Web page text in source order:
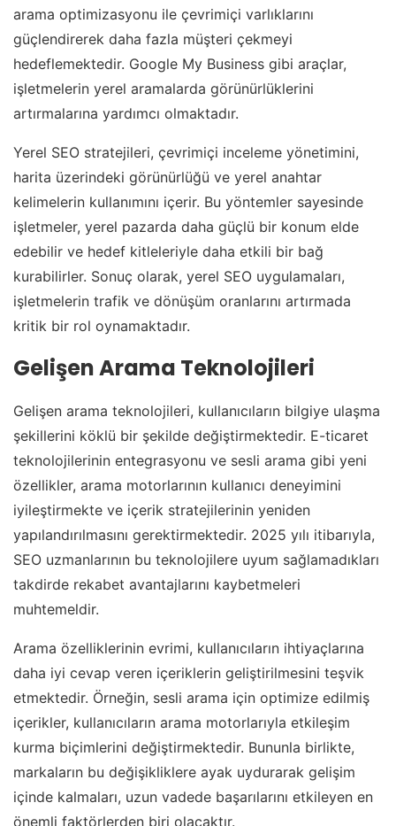
arama optimizasyonu ile çevrimiçi varlıklarını
güçlendirerek daha fazla müşteri çekmeyi
hedeflemektedir. Google My Business gibi araçlar,
işletmelerin yerel aramalarda görünürlüklerini
artırmalarına yardımcı olmaktadır.
Yerel SEO stratejileri, çevrimiçi inceleme yönetimini,
harita üzerindeki görünürlüğü ve yerel anahtar
kelimelerin kullanımını içerir. Bu yöntemler sayesinde
işletmeler, yerel pazarda daha güçlü bir konum elde
edebilir ve hedef kitleleriyle daha etkili bir bağ
kurabilirler. Sonuç olarak, yerel SEO uygulamaları,
işletmelerin trafik ve dönüşüm oranlarını artırmada
kritik bir rol oynamaktadır.
Gelişen Arama Teknolojileri
Gelişen arama teknolojileri, kullanıcıların bilgiye ulaşma
şekillerini köklü bir şekilde değiştirmektedir. E-ticaret
teknolojilerinin entegrasyonu ve sesli arama gibi yeni
özellikler, arama motorlarının kullanıcı deneyimini
iyileştirmekte ve içerik stratejilerinin yeniden
yapılandırılmasını gerektirmektedir. 2025 yılı itibarıyla,
SEO uzmanlarının bu teknolojilere uyum sağlamadıkları
takdirde rekabet avantajlarını kaybetmeleri
muhtemeldir.
Arama özelliklerinin evrimi, kullanıcıların ihtiyaçlarına
daha iyi cevap veren içeriklerin geliştirilmesini teşvik
etmektedir. Örneğin, sesli arama için optimize edilmiş
içerikler, kullanıcıların arama motorlarıyla etkileşim
kurma biçimlerini değiştirmektedir. Bununla birlikte,
markaların bu değişikliklere ayak uydurarak gelişim
içinde kalmaları, uzun vadede başarılarını etkileyen en
önemli faktörlerden biri olacaktır.